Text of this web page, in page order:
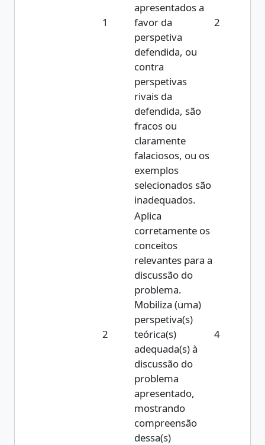
1
apresentados a
favor da
perspetiva
defendida, ou
contra
perspetivas
rivais da
defendida, são
fracos ou
claramente
falaciosos, ou os
exemplos
selecionados são
inadequados.
2
2
Aplica
corretamente os
conceitos
relevantes para a
discussão do
problema.
Mobiliza (uma)
perspetiva(s)
teórica(s)
adequada(s) à
discussão do
problema
apresentado,
mostrando
compreensão
dessa(s)
4